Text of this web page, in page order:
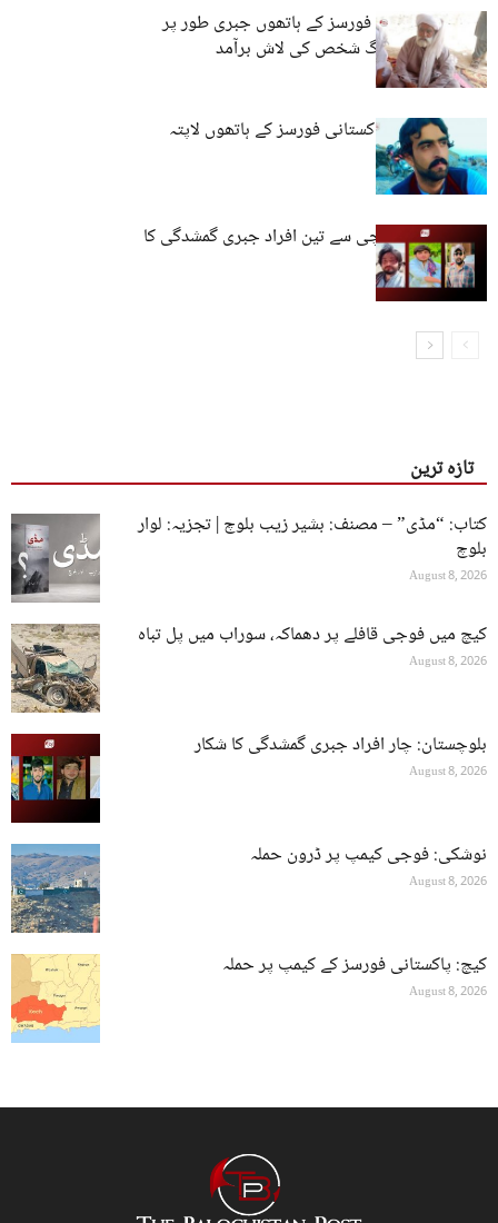
لسبیلہ: پاکستانی فورسز کے ہاتھوں جبری طور پر
لاپتا کیے گئے بزرگ شخص کی لاش برآمد
کوئٹہ: نوجوان پاکستانی فورسز کے ہاتھوں لاپتہ
مستونگ اور کراچی سے تین افراد جبری گمشدگی کا
شکار
تازہ ترین
کتاب: “مڈی” – مصنف: بشیر زیب بلوچ | تجزیہ: لوار
بلوچ
August 8, 2026
کیچ میں فوجی قافلے پر دھماکہ، سوراب میں پل تباہ
August 8, 2026
بلوچستان: چار افراد جبری گمشدگی کا شکار
August 8, 2026
نوشکی: فوجی کیمپ پر ڈرون حملہ
August 8, 2026
کیچ: پاکستانی فورسز کے کیمپ پر حملہ
August 8, 2026